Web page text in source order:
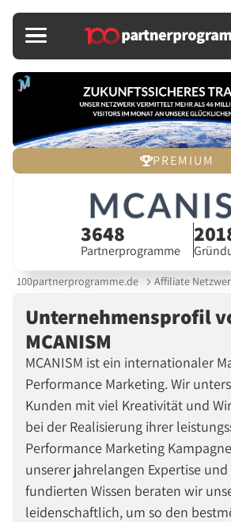
PREMIUM
3648
Partnerprogramme
100partnerprogramme.de Affiliate
Unternehmensprofil
MCANISM
MCANISM ist ein internationaler
Performance Marketing. Wir
Kunden mit viel Kreativität und
bei der Realisierung ihrer
Performance Marketing
unserer jahrelangen Expertise
fundierten Wissen beraten wir
leidenschaftlich, um so den